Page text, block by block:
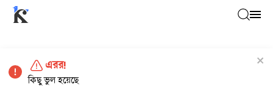
এরর!
কিছু ভুল হয়েছে